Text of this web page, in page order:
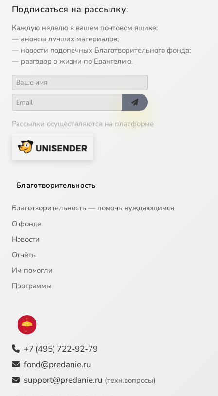
Подписаться на рассылку:
Каждую неделю в вашем почтовом ящике:
— анонсы лучших материалов;
— новости подопечных Благотворительного фонда;
— разговор о жизни по Евангелию.
Рассылки осуществляются на платформе
Благотворительность
Благотворительность — помочь нуждающимся
О фонде
Новости
Отчёты
Им помогли
Программы
+7 (495) 722-92-79
fond@predanie.ru
support@predanie.ru (техн.вопросы)